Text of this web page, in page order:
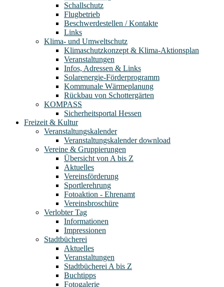
Schallschutz
Flugbetrieb
Beschwerdestellen / Kontakte
Links
Klima- und Umweltschutz
Klimaschutzkonzept & Klima-Aktionsplan
Veranstaltungen
Infos, Adressen & Links
Solarenergie-Förderprogramm
Kommunale Wärmeplanung
Rückbau von Schottergärten
KOMPASS
Sicherheitsportal Hessen
Freizeit & Kultur
Veranstaltungskalender
Veranstaltungskalender download
Vereine & Gruppierungen
Übersicht von A bis Z
Aktuelles
Vereinsförderung
Sportlerehrung
Fotoaktion - Ehrenamt
Vereinsbroschüre
Verlobter Tag
Informationen
Impressionen
Stadtbücherei
Aktuelles
Veranstaltungen
Stadtbücherei A bis Z
Buchtipps
Fotogalerie